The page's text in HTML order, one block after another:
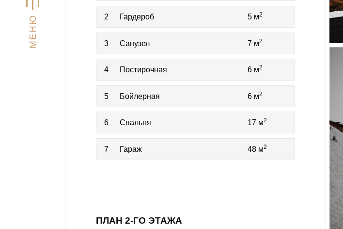
МЕНЮ 2 Гардероб 5 м2
3 Санузел 7 м2
4 Постирочная 6 м2
5 Бойлерная 6 м2
6 Спальня 17 м2
7 Гараж 48 м2
ПЛАН 2-ГО ЭТАЖА